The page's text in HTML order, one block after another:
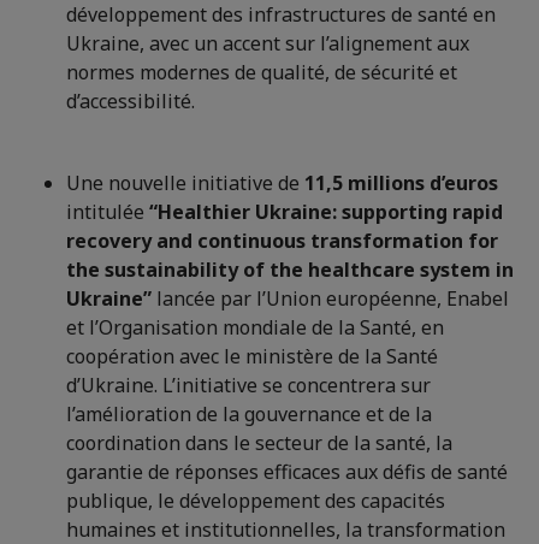
développement des infrastructures de santé en
Ukraine, avec un accent sur l’alignement aux
normes modernes de qualité, de sécurité et
d’accessibilité.
Une nouvelle initiative de 11,5 millions d’euros
intitulée “Healthier Ukraine: supporting rapid
recovery and continuous transformation for
the sustainability of the healthcare system in
Ukraine” lancée par l’Union européenne, Enabel
et l’Organisation mondiale de la Santé, en
coopération avec le ministère de la Santé
d’Ukraine. L’initiative se concentrera sur
l’amélioration de la gouvernance et de la
coordination dans le secteur de la santé, la
garantie de réponses efficaces aux défis de santé
publique, le développement des capacités
humaines et institutionnelles, la transformation